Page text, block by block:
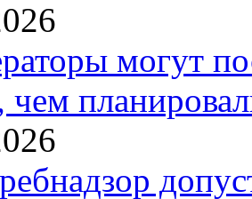
могут
чем